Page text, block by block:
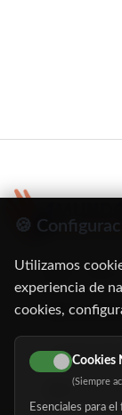
C/
91 345
616 113
🍪
Utilizamos
experiencia de
cookies,
Cookies
(Siempre
Esenciales para